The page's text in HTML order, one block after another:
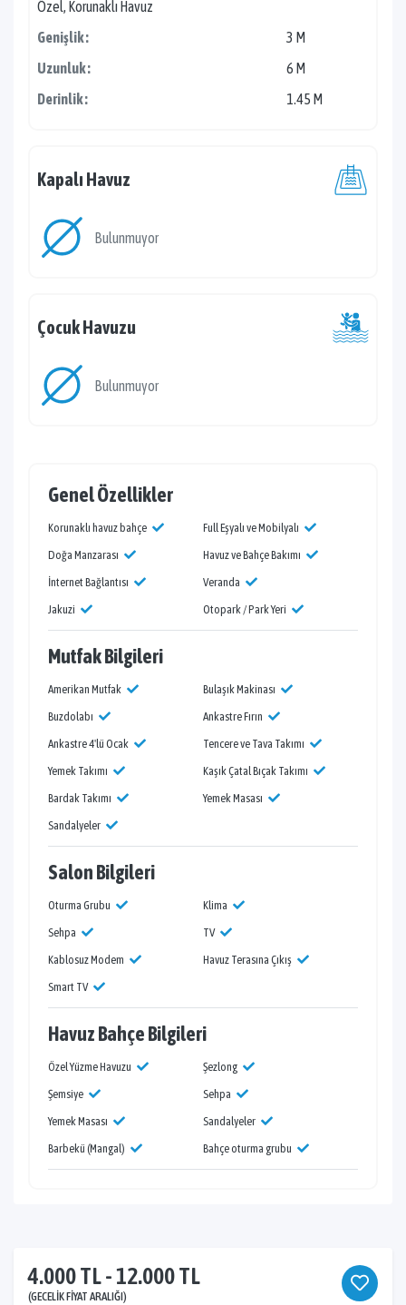
Özel, Korunaklı Havuz
Genişlik :
3 M
Uzunluk :
6 M
Derinlik :
1.45 M
Kapalı Havuz
Bulunmuyor
Çocuk Havuzu
Bulunmuyor
Genel Özellikler
Korunaklı havuz bahçe
Full Eşyalı ve Mobilyalı
Doğa Manzarası
Havuz ve Bahçe Bakımı
İnternet Bağlantısı
Veranda
Jakuzi
Otopark / Park Yeri
Mutfak Bilgileri
Amerikan Mutfak
Bulaşık Makinası
Buzdolabı
Ankastre Fırın
Ankastre 4'lü Ocak
Tencere ve Tava Takımı
Yemek Takımı
Kaşık Çatal Bıçak Takımı
Bardak Takımı
Yemek Masası
Sandalyeler
Salon Bilgileri
Oturma Grubu
Klima
Sehpa
TV
Kablosuz Modem
Havuz Terasına Çıkış
Smart TV
Havuz Bahçe Bilgileri
Özel Yüzme Havuzu
Şezlong
Şemsiye
Sehpa
Yemek Masası
Sandalyeler
Barbekü (Mangal)
Bahçe oturma grubu
4.000 TL - 12.000 TL
(GECELIK FIYAT ARALIĞI)